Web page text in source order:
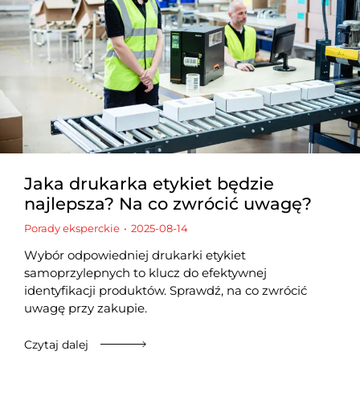
Jaka drukarka etykiet będzie
najlepsza? Na co zwrócić uwagę?
Porady eksperckie 2025-08-14
Wybór odpowiedniej drukarki etykiet
samoprzylepnych to klucz do efektywnej
identyfikacji produktów. Sprawdź, na co zwrócić
uwagę przy zakupie.
Czytaj dalej